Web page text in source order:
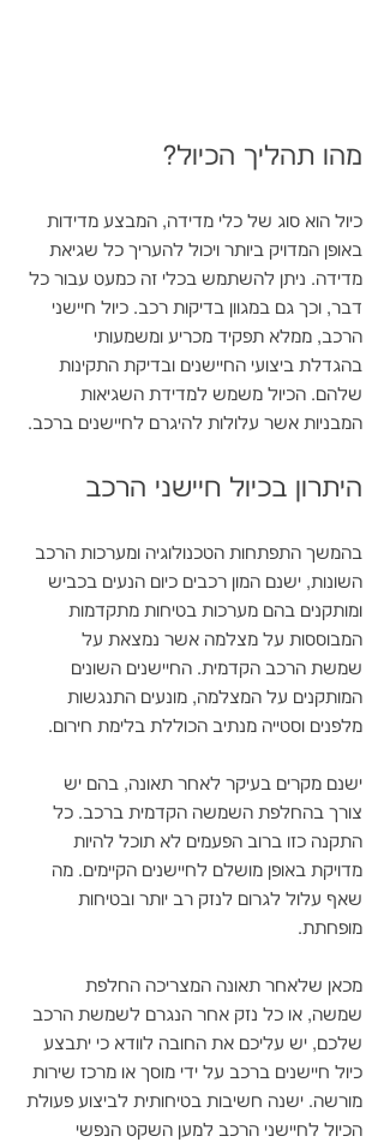
מהו תהליך הכיול?
כיול הוא סוג של כלי מדידה, המבצע מדידות
באופן המדויק ביותר ויכול להעריך כל שגיאת
מדידה. ניתן להשתמש בכלי זה כמעט עבור כל
דבר, וכך גם במגוון בדיקות רכב. כיול חיישני
הרכב, ממלא תפקיד מכריע ומשמעותי
בהגדלת ביצועי החיישנים ובדיקת התקינות
שלהם. הכיול משמש למדידת השגיאות
המבניות אשר עלולות להיגרם לחיישנים ברכב.
היתרון בכיול חיישני הרכב
בהמשך התפתחות הטכנולוגיה ומערכות הרכב
השונות, ישנם המון רכבים כיום הנעים בכביש
ומותקנים בהם מערכות בטיחות מתקדמות
המבוססות על מצלמה אשר נמצאת על
שמשת הרכב הקדמית. החיישנים השונים
המותקנים על המצלמה, מונעים התנגשות
מלפנים וסטייה מנתיב הכוללת בלימת חירום.
ישנם מקרים בעיקר לאחר תאונה, בהם יש
צורך בהחלפת השמשה הקדמית ברכב. כל
התקנה כזו ברוב הפעמים לא תוכל להיות
מדויקת באופן מושלם לחיישנים הקיימים. מה
שאף עלול לגרום לנזק רב יותר ובטיחות
מופחתת.
מכאן שלאחר תאונה המצריכה החלפת
שמשה, או כל נזק אחר הנגרם לשמשת הרכב
שלכם, יש עליכם את החובה לוודא כי יתבצע
כיול חיישנים ברכב על ידי מוסך או מרכז שירות
מורשה. ישנה חשיבות בטיחותית לביצוע פעולת
הכיול לחיישני הרכב למען השקט הנפשי